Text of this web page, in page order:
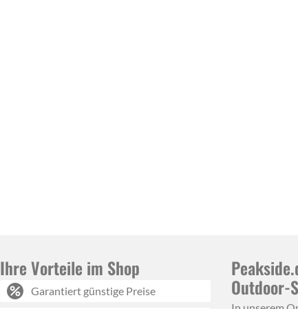
Ihre Vorteile im Shop
Garantiert günstige Preise Outdoor-